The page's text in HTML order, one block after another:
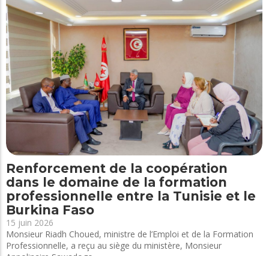
Renforcement de la coopération
dans le domaine de la formation
professionnelle entre la Tunisie et le
Burkina Faso
15 juin 2026
Monsieur Riadh Choued, ministre de l’Emploi et de la Formation
Professionnelle, a reçu au siège du ministère, Monsieur